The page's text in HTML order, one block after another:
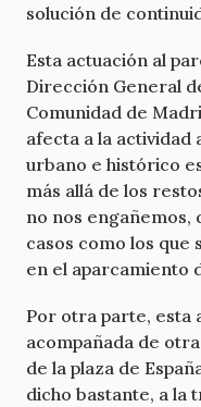
solución de
Esta actuación al
Dirección General
Comunidad de
afecta a la actividad
urbano e histórico
más allá de los
no nos engañemos,
casos como los
en el aparcamiento
Por otra parte, esta
acompañada de
de la plaza de
dicho bastante, a la